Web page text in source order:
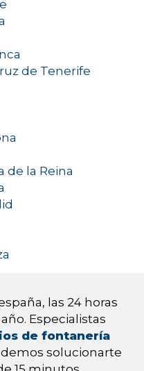
de Tenerife
de la Reina
las 24 horas
Especialistas
de fontanería
solucionarte